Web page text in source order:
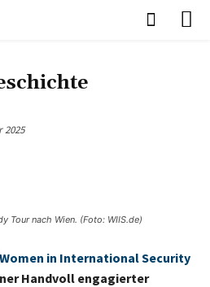
2025
Tour nach Wien. (Foto: WIIS.de)
Women in International Security
Handvoll engagierter